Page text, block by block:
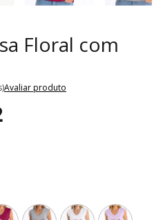
Floral com
Avaliar produto